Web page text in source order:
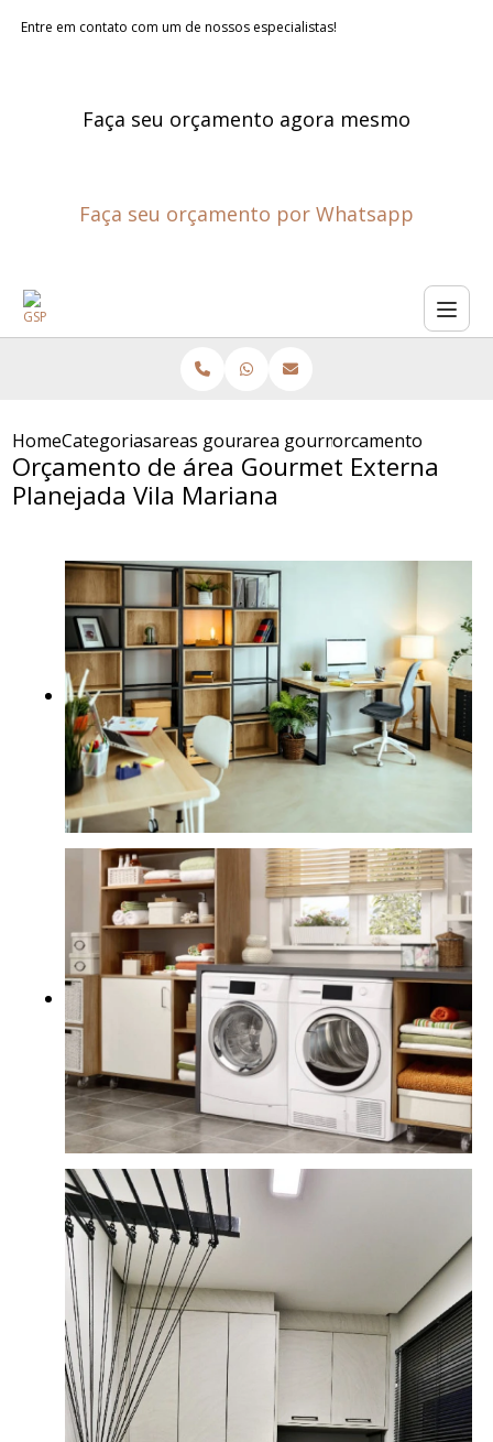
Entre em contato com um de nossos especialistas!
Faça seu orçamento agora mesmo
Faça seu orçamento por Whatsapp
HomeCategoriasareas gourmet planejadas
area gourmet planejada sao
orcamento de
Orçamento de área Gourmet Externa
Planejada Vila Mariana